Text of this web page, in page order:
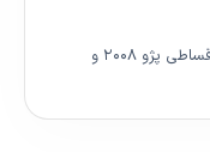
فروش اقساطی پژو ۲۰۰۸ و